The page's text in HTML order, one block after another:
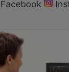
Facebook